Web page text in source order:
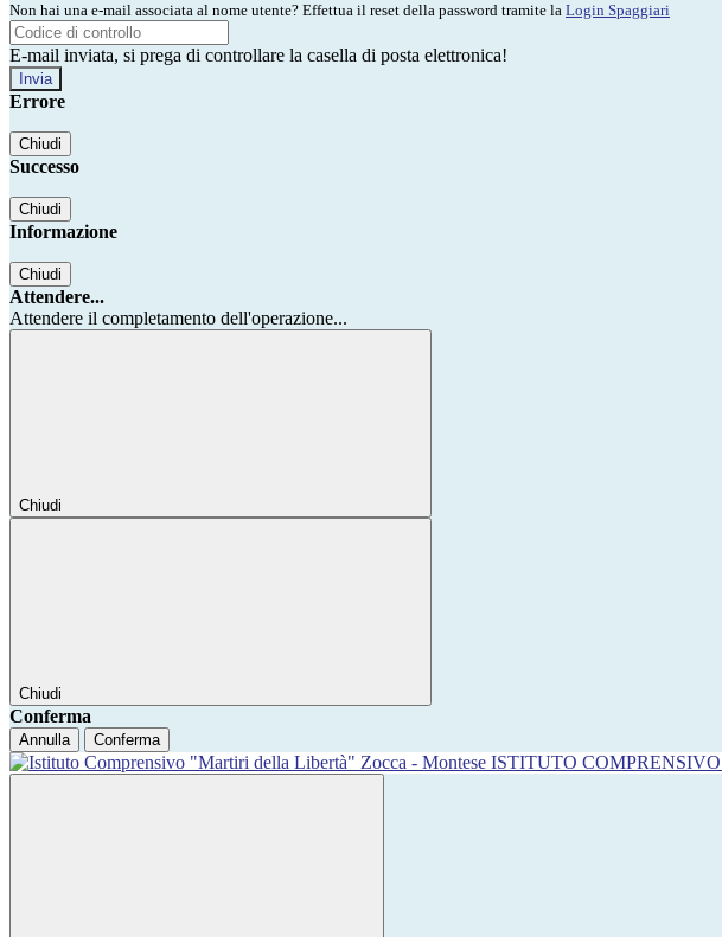
Non hai una e-mail associata al nome utente? Effettua il reset della password tramite la Login Spaggiari
E-mail inviata, si prega di controllare la casella di posta elettronica!
Errore
Chiudi
Successo
Chiudi
Informazione
Chiudi
Attendere...
Attendere il completamento dell'operazione...
Chiudi
Chiudi
Conferma
Annulla Conferma
ISTITUTO COMPRENSIVO